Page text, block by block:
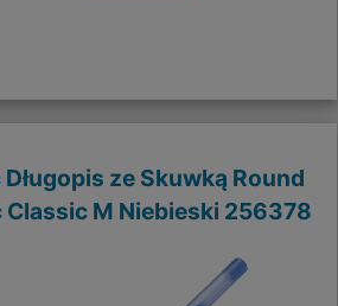
Długopis ze Skuwką Round
Classic M Niebieski 256378